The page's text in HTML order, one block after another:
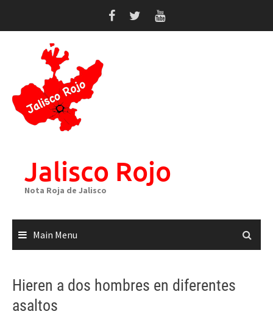
Jalisco Rojo
Nota Roja de Jalisco
Main Menu
Hieren a dos hombres en diferentes
asaltos